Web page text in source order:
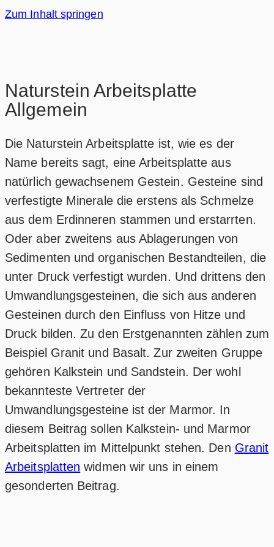
Zum Inhalt springen
Naturstein Arbeitsplatte
Allgemein
Die Naturstein Arbeitsplatte ist, wie es der
Name bereits sagt, eine Arbeitsplatte aus
natürlich gewachsenem Gestein. Gesteine sind
verfestigte Minerale die erstens als Schmelze
aus dem Erdinneren stammen und erstarrten.
Oder aber zweitens aus Ablagerungen von
Sedimenten und organischen Bestandteilen, die
unter Druck verfestigt wurden. Und drittens den
Umwandlungsgesteinen, die sich aus anderen
Gesteinen durch den Einfluss von Hitze und
Druck bilden. Zu den Erstgenannten zählen zum
Beispiel Granit und Basalt. Zur zweiten Gruppe
gehören Kalkstein und Sandstein. Der wohl
bekannteste Vertreter der
Umwandlungsgesteine ist der Marmor. In
diesem Beitrag sollen Kalkstein- und Marmor
Arbeitsplatten im Mittelpunkt stehen. Den Granit
Arbeitsplatten widmen wir uns in einem
gesonderten Beitrag.